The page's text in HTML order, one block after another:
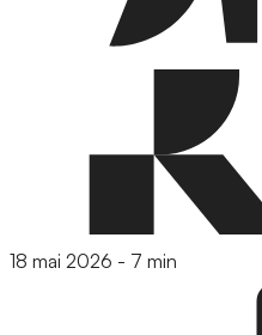
18 mai 2026 - 7 min